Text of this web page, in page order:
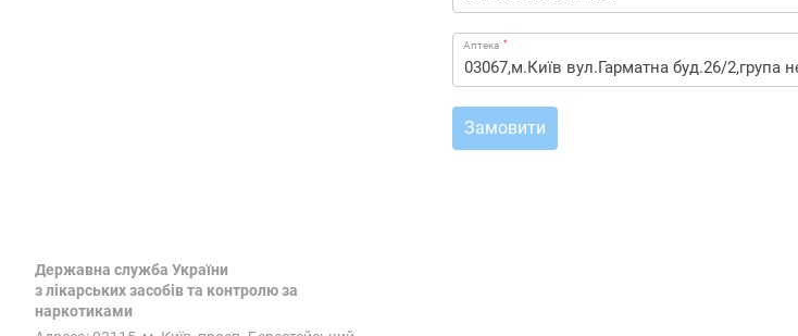
Державна служба України
з лікарських засобів та контролю за
наркотиками
Аптека *
Замовити